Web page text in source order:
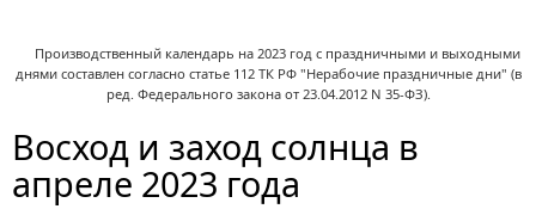
Производственный календарь на 2023 год с праздничными и выходными
днями составлен согласно статье 112 ТК РФ "Нерабочие праздничные дни" (в
ред. Федерального закона от 23.04.2012 N 35-ФЗ).
Восход и заход солнца в
апреле 2023 года